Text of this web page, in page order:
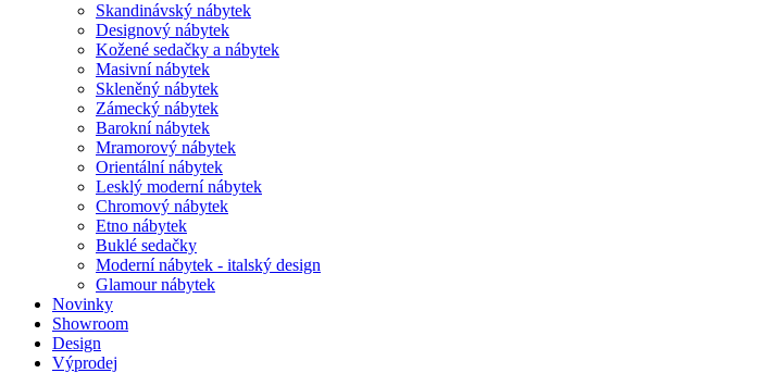
Skandinávský nábytek
Designový nábytek
Kožené sedačky a nábytek
Masivní nábytek
Skleněný nábytek
Zámecký nábytek
Barokní nábytek
Mramorový nábytek
Orientální nábytek
Lesklý moderní nábytek
Chromový nábytek
Etno nábytek
Buklé sedačky
Moderní nábytek - italský design
Glamour nábytek
Novinky
Showroom
Design
Výprodej